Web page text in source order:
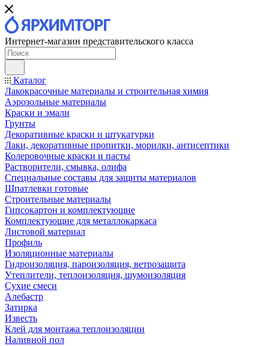
Интернет-магазин представительского класса
Каталог
Лакокрасочные материалы и строительная химия
Аэрозольные материалы
Краски и эмали
Грунты
Декоративные краски и штукатурки
Лаки, декоративные пропитки, морилки, антисептики
Колеровочные краски и пасты
Растворители, смывка, олифа
Специальные составы для защиты материалов
Шпатлевки готовые
Строительные материалы
Гипсокартон и комплектующие
Комплектующие для металлокаркаса
Листовой материал
Профиль
Изоляционные материалы
Гидроизоляция, пароизоляция, ветрозащита
Утеплители, теплоизоляция, шумоизоляция
Сухие смеси
Алебастр
Затирка
Известь
Клей для монтажа теплоизоляции
Наливной пол